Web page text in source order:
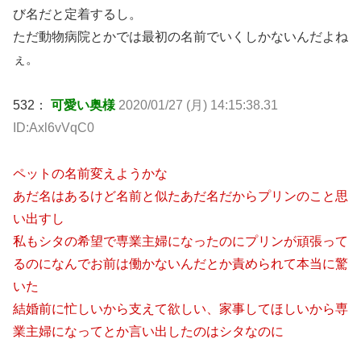
び名だと定着するし。
ただ動物病院とかでは最初の名前でいくしかないんだよね
ぇ。
532： 可愛い奥様 2020/01/27 (月) 14:15:38.31
ID:Axl6vVqC0
ペットの名前変えようかな
あだ名はあるけど名前と似たあだ名だからプリンのこと思
い出すし
私もシタの希望で専業主婦になったのにプリンが頑張って
るのになんでお前は働かないんだとか責められて本当に驚
いた
結婚前に忙しいから支えて欲しい、家事してほしいから専
業主婦になってとか言い出したのはシタなのに